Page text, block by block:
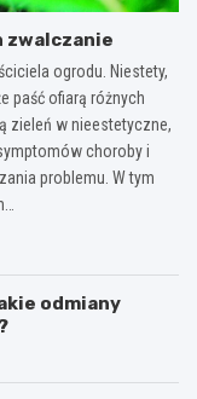
zwalczanie
ogrodu. Niestety,
paść ofiarą różnych
zieleń w nieestetyczne,
choroby i
problemu. W tym
odmiany